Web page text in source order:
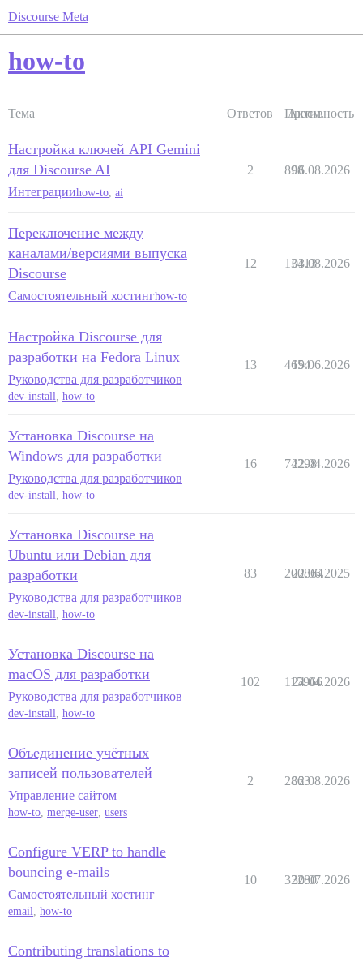
Discourse Meta
how-to
Тема Ответов Просм.
Активность
Настройка ключей API Gemini
для Discourse AI
Интеграцииhow-to ai
2 898
06.08.2026
Переключение между
каналами/версиями выпуска
Discourse
Самостоятельный хостингhow-to
12 13413
03.08.2026
Настройка Discourse для
разработки на Fedora Linux
Руководства для разработчиков
dev-install, how-to
13 4654
19.06.2026
Установка Discourse на
Windows для разработки
Руководства для разработчиков
dev-install, how-to
16 74298
22.04.2026
Установка Discourse на
Ubuntu или Debian для
разработки
Руководства для разработчиков
dev-install, how-to
83 200864
22.06.2025
Установка Discourse на
macOS для разработки
Руководства для разработчиков
dev-install, how-to
102 115966
24.04.2026
Объединение учётных
записей пользователей
Управление сайтом
how-to, merge-user, users
2 2863
02.08.2026
Configure VERP to handle
bouncing e-mails
Самостоятельный хостинг
email, how-to
10 32280
30.07.2026
Contributing translations to